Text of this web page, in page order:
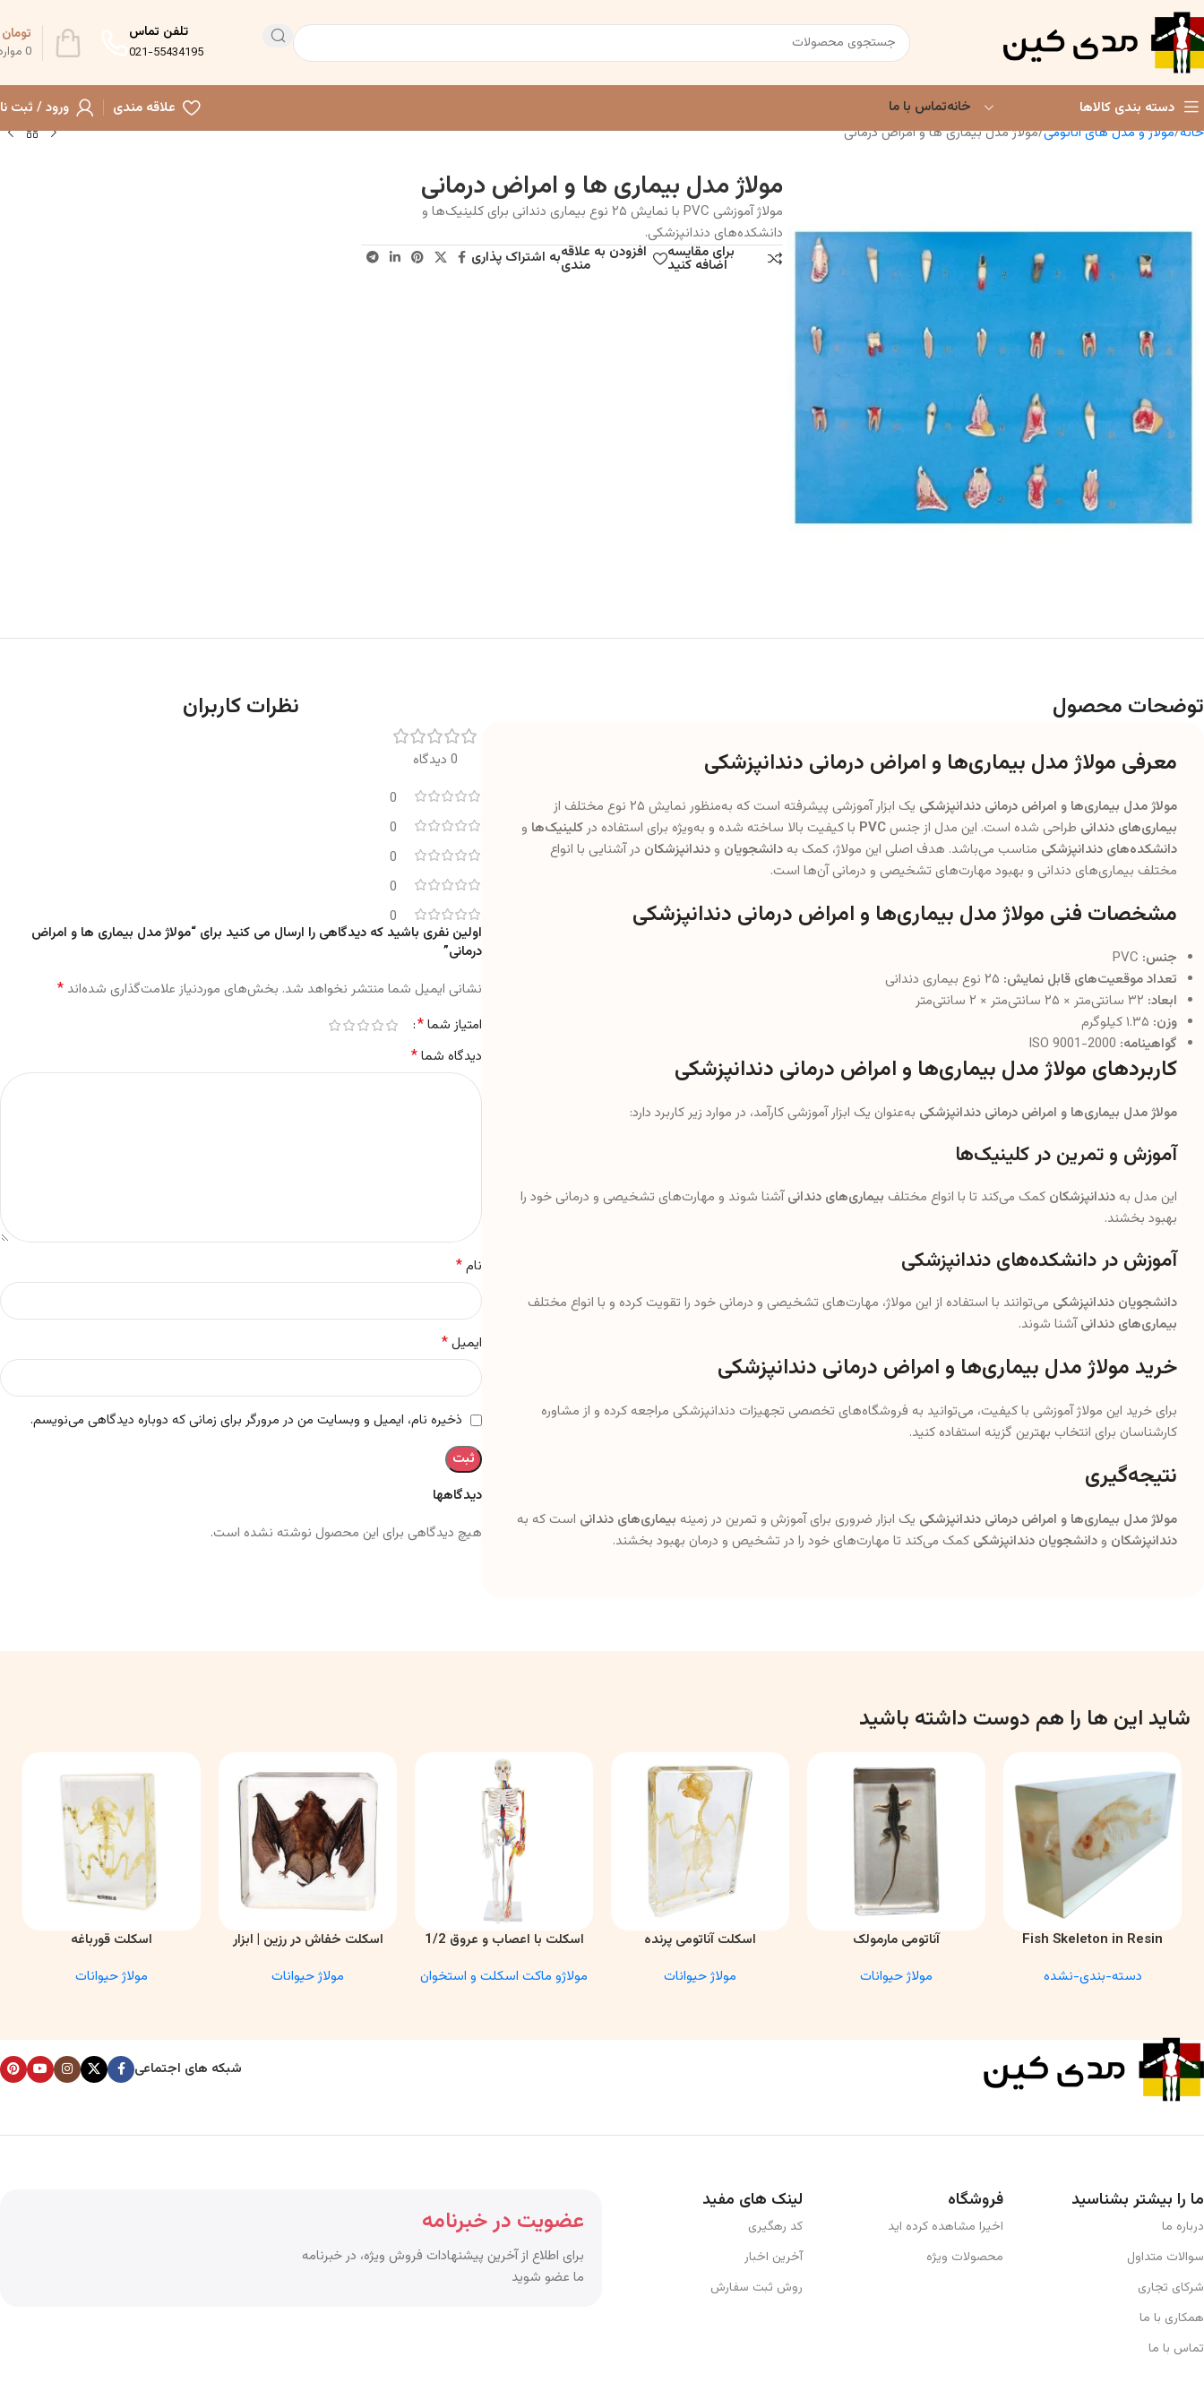
تلفن تماس
021-55434195
0
تومان
دسته بندی کالاها خانهتماس با ما علاقه مندی
ورود / ثبت
خانه مولاژ و مدل های آناتومی مولاژ مدل بیماری ها و امراض درمانی
مولاژ مدل بیماری ها و امراض درمانی
مولاژ آموزشی PVC با نمایش ۲۵ نوع بیماری دندانی برای کلینیک‌ها و
دانشکده‌های دندانپزشکی.
برای مقایسه
اضافه کنید
افزودن به علاقه
مندیبه اشتراک پذاری
توضحات محصول
معرفی مولاژ مدل بیماری‌ها و امراض درمانی دندانپزشکی
مولاژ مدل بیماری‌ها و امراض درمانی دندانپزشکی یک ابزار آموزشی پیشرفته است که به‌منظور نمایش ۲۵ نوع مختلف از
بیماری‌های دندانی طراحی شده است. این مدل از جنسPVC با کیفیت بالا ساخته شده و به‌ویژه برای استفاده درکلینیک‌ها و
دانشکده‌های دندانپزشکی مناسب می‌باشد. هدف اصلی این مولاژ، کمک به دانشجویان و دندانپزشکان در آشنایی با انواع
مختلف بیماری‌های دندانی و بهبود مهارت‌های تشخیصی و درمانی آن‌ها است.
مشخصات فنی مولاژ مدل بیماری‌ها و امراض درمانی دندانپزشکی
جنس:
تعداد موقعیت‌های قابل نمایش:
ابعاد:
وزن:
گواهینامه:
کاربردهای مولاژ مدل بیماری‌ها و امراض درمانی دندانپزشکی
مولاژ مدل بیماری‌ها و امراض درمانی دندانپزشکی به‌عنوان یک ابزار آموزشی کارآمد، در موارد زیر کاربرد دارد:
آموزش و تمرین در کلینیک‌ها
این مدل به دندانپزشکان کمک می‌کند تا با انواع مختلف بیماری‌های دندانیآشنا شوند و مهارت‌های تشخیصی و درمانی خود را
بهبود بخشند.
آموزش در دانشکده‌های دندانپزشکی
دانشجویان دندانپزشکی می‌توانند با استفاده از این مولاژ، مهارت‌های تشخیصی و درمانی خود را تقویت کرده و با انواع مختلف
بیماری‌های دندانیآشنا شوند.
خرید مولاژ مدل بیماری‌ها و امراض درمانی دندانپزشکی
برای خرید این مولاژ آموزشی با کیفیت، می‌توانید به فروشگاه‌های تخصصی تجهیزات دندانپزشکی مراجعه کرده و از مشاوره
کارشناسان برای انتخاب بهترین گزینه استفاده کنید.
نتیجه‌گیری
مولاژ مدل بیماری‌ها و امراض درمانی دندانپزشکی یک ابزار ضروری برای آموزش و تمرین در زمینه بیماری‌های دندانی است که به
دندانپزشکان و دانشجویان دندانپزشکی کمک می‌کند تا مهارت‌های خود را در تشخیص و درمان بهبود بخشند.
نظرات کاربران
0 دیدگاه
0
0
0
0
0
دیدگاهها
هیچ دیدگاهی برای این محصول نوشته نشده است.
اولین نفری باشید که دیدگاهی را ارسال می کنید برای “مولاژ مدل بیماری ها و امراض
درمانی”
نشانی ایمیل شما منتشر نخواهد شد. بخش‌های موردنیاز علامت‌گذاری شده‌اند*
امتیاز شما*
دیدگاه شما*
نام*
ایمیل*
ذخیره نام، ایمیل و وبسایت من در مرورگر برای زمانی که دوباره دیدگاهی می‌نویسم.
شاید این ها را هم دوست داشته باشید
اطلاعات بیشتر
Fish Skeleton in Resin
Anatomy Specimen
دسته-بندی-نشده
اطلاعات بیشترآناتومی مارمولک
مولاژ حیوانات
اطلاعات بیشتر
اسکلت آناتومی پرنده
مولاژ حیوانات
اطلاعات بیشتر
اسکلت با اعصاب و عروق 1/2
مولاژو ماکت اسکلت و استخوان
اطلاعات بیشتر
اسکلت خفاش در رزین | ابزار
مولاژ حیوانات
اطلاعات بیشتراسکلت قورباغه
مولاژ حیوانات
شبکه های اجتماعی
ما را بیشتر بشناسید
درباره ما
سوالات متداول
شرکای تجاری
همکاری با ما
تماس با ما
فروشگاه
اخیرا مشاهده کرده اید
محصولات ویژه
لینک های مفید
کد رهگیری
آخرین اخبار
روش ثبت سفارش
عضویت در خبرنامه
برای اطلاع از آخرین پیشنهادات فروش ویژه، در خبرنامه
ما عضو شوید